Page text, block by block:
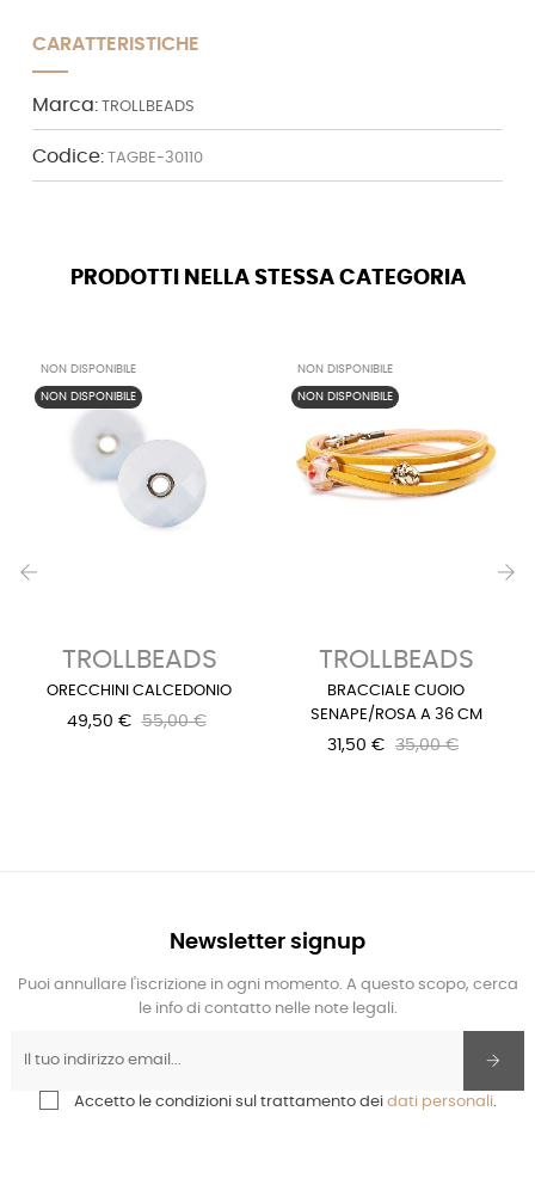
CARATTERISTICHE
Marca: TROLLBEADS
Codice: TAGBE-30110
PRODOTTI NELLA STESSA CATEGORIA
NON DISPONIBILE
NON DISPONIBILE
TROLLBEADS
ORECCHINI CALCEDONIO
49,50 € 55,00 €
NON DISPONIBILE
NON DISPONIBILE
TROLLBEADS
BRACCIALE CUOIO
SENAPE/ROSA A 36 CM
31,50 € 35,00 €
Newsletter signup
Puoi annullare l'iscrizione in ogni momento. A questo scopo, cerca
le info di contatto nelle note legali.
Accetto le condizioni sul trattamento dei dati personali.